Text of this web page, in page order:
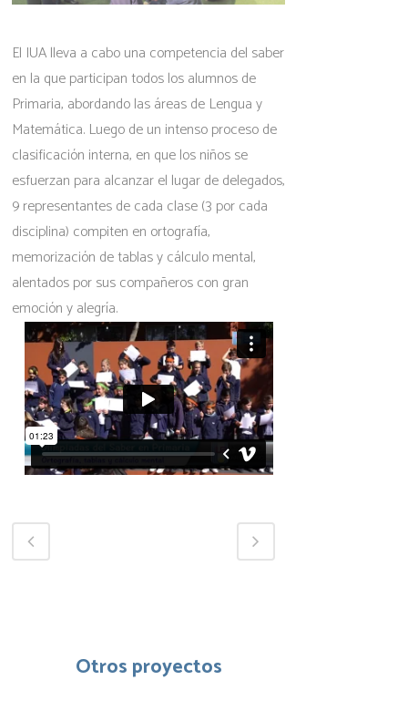
El IUA lleva a cabo una competencia del saber
en la que participan todos los alumnos de
Primaria, abordando las áreas de Lengua y
Matemática. Luego de un intenso proceso de
clasificación interna, en que los niños se
esfuerzan para alcanzar el lugar de delegados,
9 representantes de cada clase (3 por cada
disciplina) compiten en ortografía,
memorización de tablas y cálculo mental,
alentados por sus compañeros con gran
emoción y alegría.
Otros proyectos